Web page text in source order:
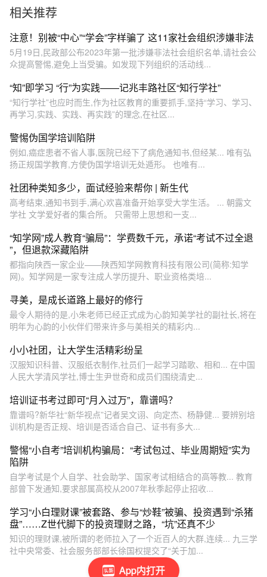
App内打开
相关推荐
注意！别被“中心”“学会”字样骗了 这11家社会组织涉嫌非法
5月19日,民政部公布2023年第一批涉嫌非法社会组织名单,请社会公
众提高警惕,避免上当受骗。如发现下列组织的活动线...
“知”即学习 “行”为实践——记兆丰路社区“知行学社”
“知行学社”也应时而生,作为社区教育的重要抓手,坚持“学习、学习、
再学习,实践、实践、再实践”的理念,在社区...
警惕伪国学培训陷阱
例如,癌症患者不省人事,医院已经下了病危通知书,但经某... 唯有弘
扬正规国学教育,方使伪国学培训无处遁形。 也唯有...
社团种类知多少，面试经验来帮你 | 新生代
高考结束,通知书到手,满心欢喜准备开始享受大学生活。 ... 朝露文
学社 文学爱好者的集合所。 只需带上思想和一支...
“知学网”成人教育“骗局”：学费数千元，承诺“考试不过全退
”，但退款深藏陷阱
都指向陕西一家企业——陕西知学网教育科技有限公司(简称:知学
网)。知学网是一家专注成人学历提升、职业资格类培...
寻美，是成长道路上最好的修行
最令人期待的是,小朱老师已经正式成为心韵知美学社的副社长,将在
明年为心韵的小伙伴们带来许多与美相关的精彩内...
小小社团，让大学生活精彩纷呈
汉服知识科普、汉服纸衣制作,社员们一起学习踏歌、相和... 在中国
人民大学清风学社,博士生尹世奇和成员们围绕清史...
培训证书考过即可“月入过万”，靠谱吗？
靠谱吗?新华社“新华视点”记者吴文诩、向定杰、杨静健... 要辨别培
训机构是否正规、培训是否适合自己、证书有多大...
警惕“小自考”培训机构骗局：“考试包过、毕业周期短”实为
陷阱
自学考试是个人自学、社会助学、国家考试相结合的高等教... 教育
部曾下发通知,要求部属高校从2007年秋季起停止招收...
学习“小白理财课”被套路、参与“炒鞋”被骗、投资遇到“杀猪
盘”……Z世代脚下的投资理财之路，“坑”还真不少
知识的理财课,被所谓的老师拉入了一个近百人的大群,连续... 九三学
社中央常委、社会服务部部长徐国权提交了“关于加...